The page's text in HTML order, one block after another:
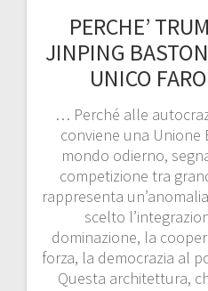
PERCHE’
JINPING
UNICO
… Perché alle
conviene una Unione
mondo odierno,
competizione tra
rappresenta
scelto
dominazione, la
forza, la democrazia al
Questa architettura,